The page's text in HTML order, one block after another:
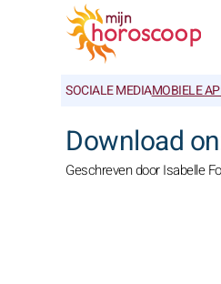
SOCIALE MEDIAMOBIELE
Download
Geschreven door Isabelle